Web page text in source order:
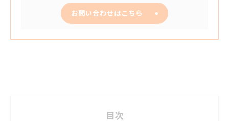
お問い合わせはこちら
目次